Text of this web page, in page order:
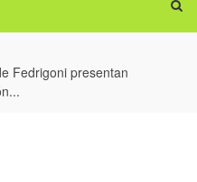
Fedrigoni presentan